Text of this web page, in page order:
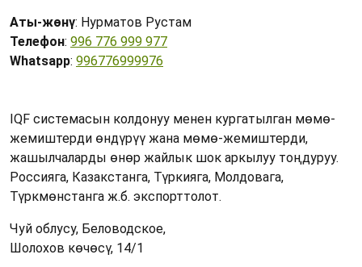
Аты-жөнү: Нурматов Рустам
Телефон: 996 776 999 977
Whatsapp: 996776999976
IQF системасын колдонуу менен кургатылган мөмө-
жемиштерди өндүрүү жана мөмө-жемиштерди,
жашылчаларды өнөр жайлык шок аркылуу тоңдуруу.
Россияга, Казакстанга, Түркияга, Молдовага,
Түркмөнстанга ж.б. экспорттолот.
Чуй облусу, Беловодское,
Шолохов көчөсү, 14/1